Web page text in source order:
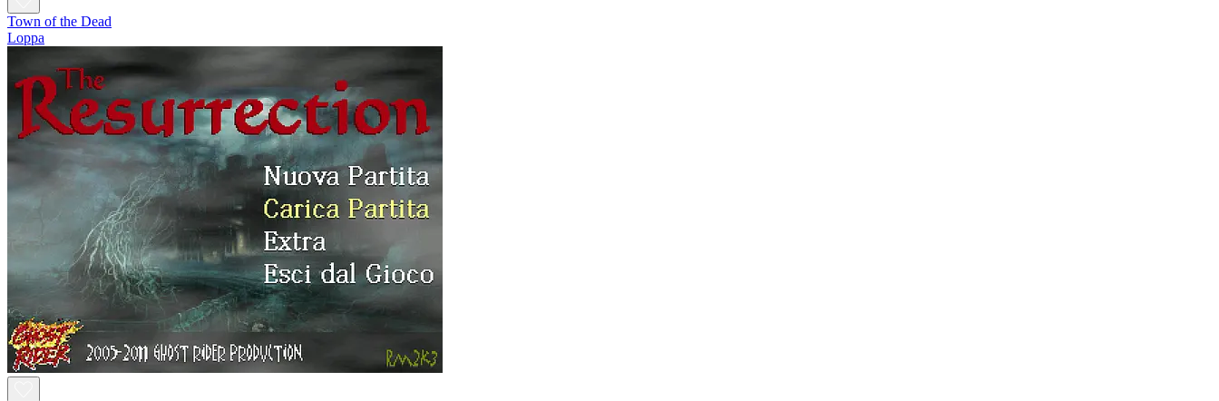
Town of the Dead
Loppa